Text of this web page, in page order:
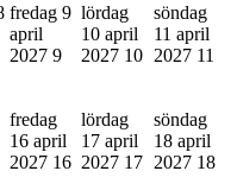
fredag 9
april
2027 9
lördag
10 april
2027 10
söndag
11 april
2027 11
fredag
16 april
2027 16
lördag
17 april
2027 17
söndag
18 april
2027 18